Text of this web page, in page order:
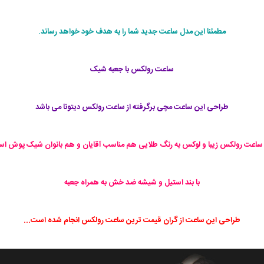
مطمئنا این مدل ساعت جدید شما را به هدف خود خواهد رساند.
ساعت رولکس با جعبه شیک
طراحی این ساعت مچی برگرفته از ساعت رولکس دیتونا می باشد
ساعت رولکس زیبا و لوکس به رنگ طلایی هم مناسب آقایان و هم بانوان شیک پوش
با بند استیل و شیشه ضد خش به همراه جعبه
طراحی این ساعت از گران قیمت ترین ساعت رولکس انجام شده است...